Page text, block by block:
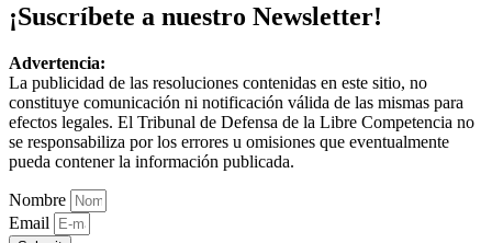
¡Suscríbete a nuestro Newsletter!
Advertencia:
La publicidad de las resoluciones contenidas en este sitio, no
constituye comunicación ni notificación válida de las mismas para
efectos legales. El Tribunal de Defensa de la Libre Competencia no
se responsabiliza por los errores u omisiones que eventualmente
pueda contener la información publicada.
Nombre
Email